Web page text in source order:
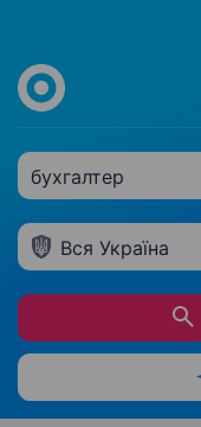
бухгалтер
Вся Україна